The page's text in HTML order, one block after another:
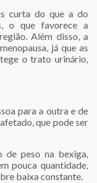
curta do que a do
o que favorece a
Além disso, a
já que as
o trato urinário,
para a outra e de
que pode ser
de peso na bexiga,
pouca quantidade,
baixa constante.